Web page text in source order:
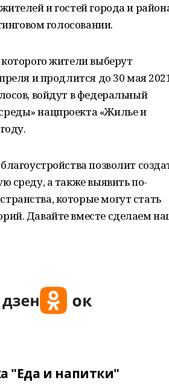
и гостей города и
голосовании.
жители выберут
и продлится до 30 мая
войдут в федеральный
нацпроекта «Жилье и
позволит
среду, а также выявить по-
которые могут стать
Давайте вместе сделаем
"Еда и напитки"